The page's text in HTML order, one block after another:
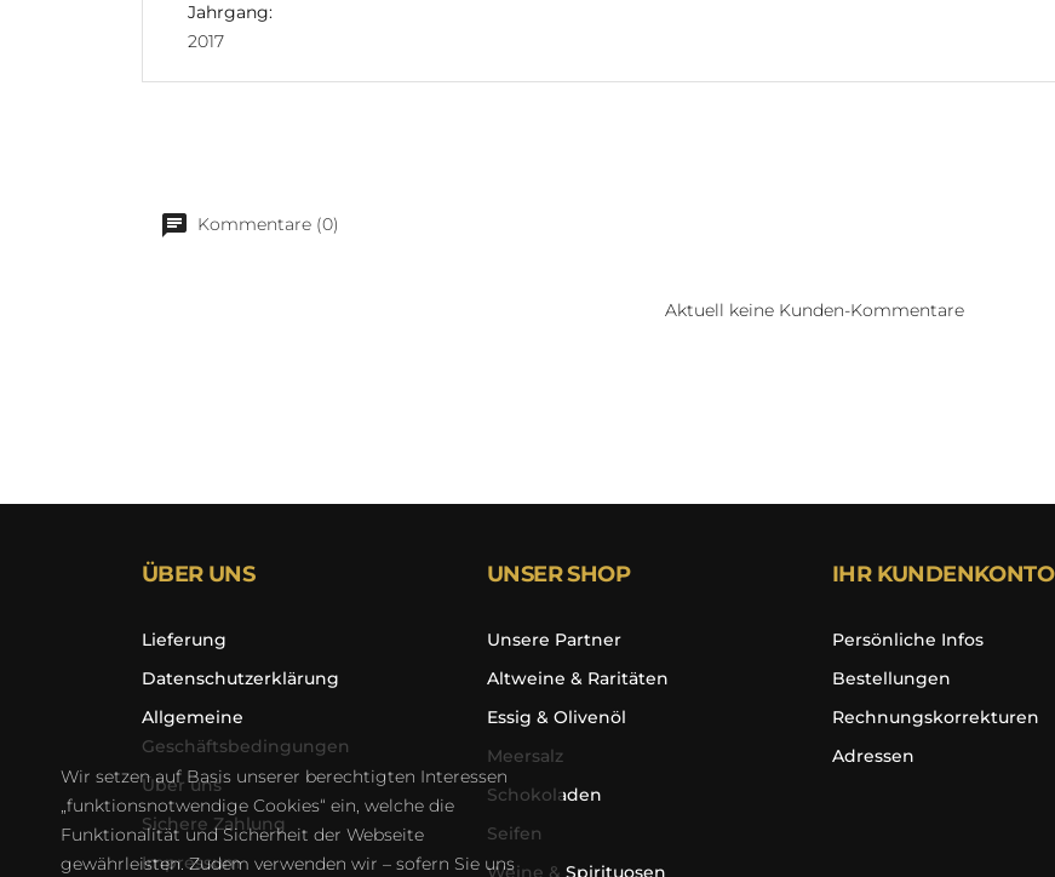
Wir setzen auf Basis unserer berechtigten Interessen
„funktionsnotwendige Cookies“ ein, welche die
Funktionalität und Sicherheit der Webseite
gewährleisten. Zudem verwenden wir – sofern Sie uns
Jahrgang:
2017
Kommentare (0)
Aktuell keine Kunden-Kommentare
ÜBER UNS
Lieferung
Datenschutzerklärung
Allgemeine
Geschäftsbedingungen
Über uns
Sichere Zahlung
Impressum
UNSER SHOP
Unsere Partner
Altweine & Raritäten
Essig & Olivenöl
Meersalz
Schokoladen
Seifen
Weine & Spirituosen
IHR KUNDENKONTO
Persönliche Infos
Bestellungen
Rechnungskorrekturen
Adressen